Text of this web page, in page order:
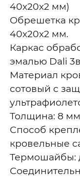
40х20х2 мм)
Обрешетка
40х20х2 мм.
Каркас
эмалью Dali
Материал
сотовый с
Толщина: 8
Способ
кровельные
Термошайбы: